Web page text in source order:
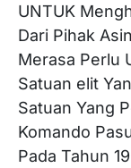
UNTUK
Dari Pihak
Merasa Perlu
Satuan elit
Satuan Yang
Komando
Pada Tahun